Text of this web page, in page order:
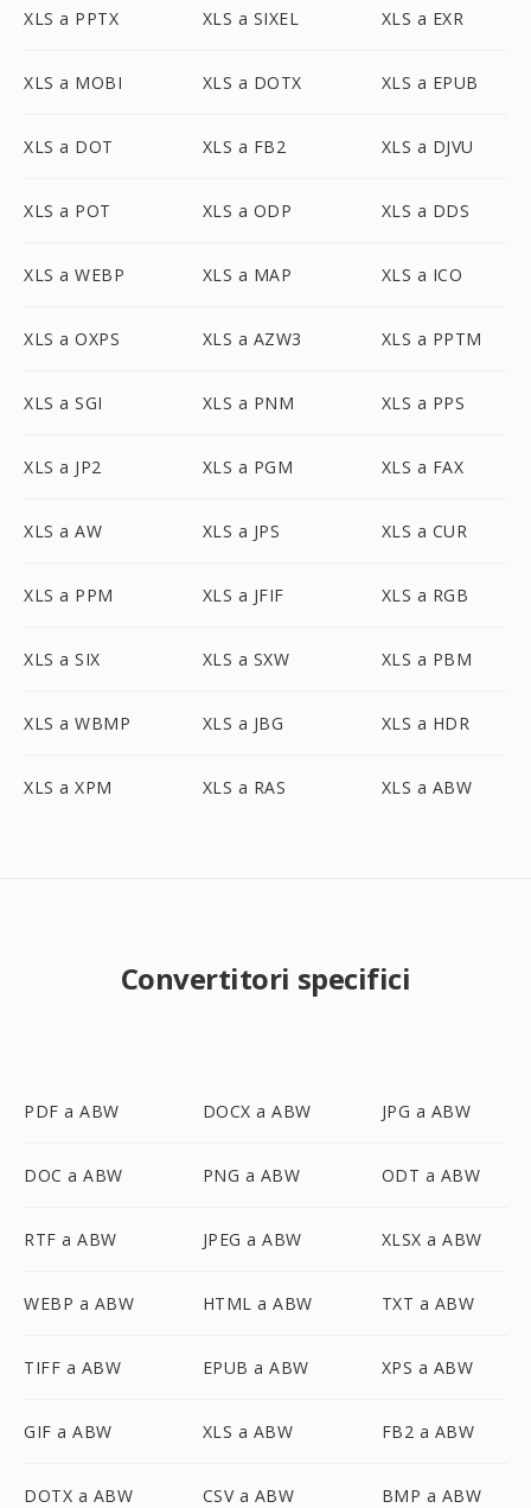
XLS a PPTX XLS a SIXEL XLS a EXR
XLS a MOBI XLS a DOTX XLS a EPUB
XLS a DOT XLS a FB2 XLS a DJVU
XLS a POT XLS a ODP XLS a DDS
XLS a WEBP XLS a MAP XLS a ICO
XLS a OXPS XLS a AZW3 XLS a PPTM
XLS a SGI XLS a PNM XLS a PPS
XLS a JP2 XLS a PGM XLS a FAX
XLS a AW XLS a JPS XLS a CUR
XLS a PPM XLS a JFIF XLS a RGB
XLS a SIX XLS a SXW XLS a PBM
XLS a WBMP XLS a JBG XLS a HDR
XLS a XPM XLS a RAS XLS a ABW
Convertitori specifici
PDF a ABW DOCX a ABW JPG a ABW
DOC a ABW PNG a ABW ODT a ABW
RTF a ABW JPEG a ABW XLSX a ABW
WEBP a ABW HTML a ABW TXT a ABW
TIFF a ABW EPUB a ABW XPS a ABW
GIF a ABW XLS a ABW FB2 a ABW
DOTX a ABW CSV a ABW BMP a ABW